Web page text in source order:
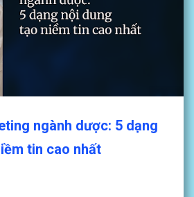
ngành dược: 5 dạng
tin cao nhất